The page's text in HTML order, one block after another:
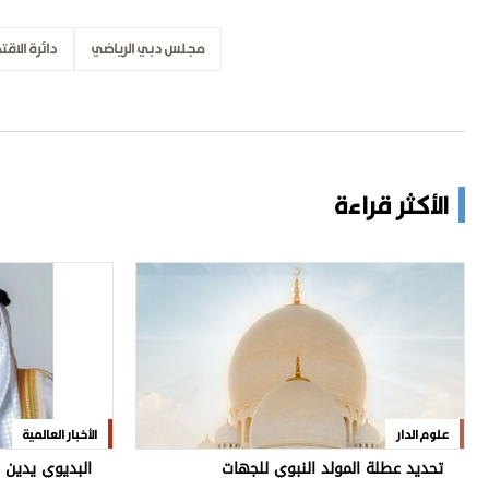
مجلس دبي الرياضي دائرة
الأكثر قراءة
علوم الدار
تحديد عطلة المولد النبوي للجهات
الأخبار العالمية
البديوي